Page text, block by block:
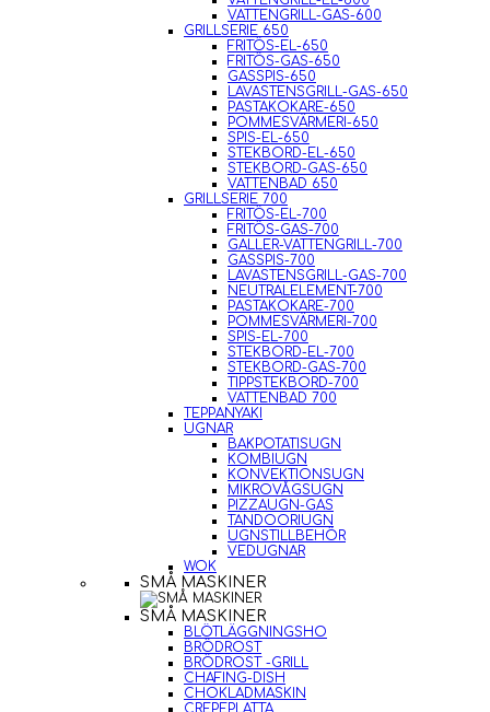
VATTENGRILL-GAS-600
GRILLSERIE 650
FRITÖS-EL-650
FRITÖS-GAS-650
GASSPIS-650
LAVASTENSGRILL-GAS-650
PASTAKOKARE-650
POMMESVÄRMERI-650
SPIS-EL-650
STEKBORD-EL-650
STEKBORD-GAS-650
VATTENBAD 650
GRILLSERIE 700
FRITÖS-EL-700
FRITÖS-GAS-700
GALLER-VATTENGRILL-700
GASSPIS-700
LAVASTENSGRILL-GAS-700
NEUTRALELEMENT-700
PASTAKOKARE-700
POMMESVÄRMERI-700
SPIS-EL-700
STEKBORD-EL-700
STEKBORD-GAS-700
TIPPSTEKBORD-700
VATTENBAD 700
TEPPANYAKI
UGNAR
BAKPOTATISUGN
KOMBIUGN
KONVEKTIONSUGN
MIKROVÅGSUGN
PIZZAUGN-GAS
TANDOORIUGN
UGNSTILLBEHÖR
VEDUGNAR
WOK
SMÅ MASKINER
SMÅ MASKINER
BLÖTLÄGGNINGSHO
BRÖDROST
BRÖDROST -GRILL
CHAFING-DISH
CHOKLADMASKIN
CREPEPLATTA